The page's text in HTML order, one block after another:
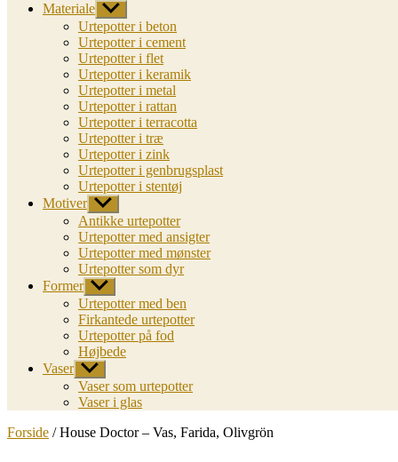
Materiale Vis
undermenu
Urtepotter i beton
Urtepotter i cement
Urtepotter i flet
Urtepotter i keramik
Urtepotter i metal
Urtepotter i rattan
Urtepotter i terracotta
Urtepotter i træ
Urtepotter i zink
Urtepotter i genbrugsplast
Urtepotter i stentøj
Motiver Vis
undermenu
Antikke urtepotter
Urtepotter med ansigter
Urtepotter med mønster
Urtepotter som dyr
Former Vis
undermenu
Urtepotter med ben
Firkantede urtepotter
Urtepotter på fod
Højbede
Vaser Vis
undermenu
Vaser som urtepotter
Vaser i glas
Forside / House Doctor – Vas, Farida, Olivgrön